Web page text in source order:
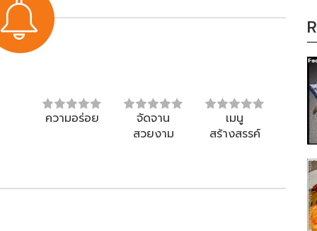
ความอร่อย
จัดจาน
สวยงาม
เมนู
สร้างสรรค์